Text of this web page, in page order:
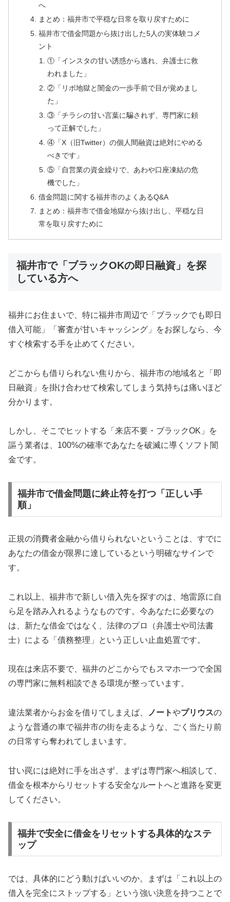
へ
まとめ：福井市で平穏な日常を取り戻すために
福井市で借金問題から抜け出した5人の実体験コメ
ント
①「インスタの甘い誘惑から逃れ、弁護士に救
われました」
②「リボ地獄と闇金の一歩手前で目が覚めまし
た」
③「チラシの甘い言葉に騙されず、専門家に頼
って正解でした」
④「X（旧Twitter）の個人間融資は絶対にやめる
べきです」
⑤「自営業の資金繰りで、あわや口座凍結の危
機でした」
借金問題に関する福井市のよくあるQ&A
まとめ：福井市で借金地獄から抜け出し、平穏な日
常を取り戻すために
福井市で「ブラックOKの即日融資」を探
している方へ
福井にお住まいで、特に福井市周辺で「ブラックでも即日
借入可能」「審査が甘いキャッシング」をお探しなら、今
すぐ検索する手を止めてください。
どこからも借りられない焦りから、福井市の地域名と「即
日融資」を掛け合わせて検索してしまう気持ちは痛いほど
分かります。
しかし、そこでヒットする「来店不要・ブラックOK」を
謳う業者は、100%の確率であなたを破滅に導くソフト闇
金です。
福井市で借金問題に終止符を打つ「正しい手
順」
正規の消費者金融から借りられないということは、すでに
あなたの借金が限界に達しているという明確なサインで
す。
これ以上、福井市で新しい借入先を探すのは、地雷原に自
ら足を踏み入れるようなものです。今あなたに必要なの
は、新たな借金ではなく、法律のプロ（弁護士や司法書
士）による「債務整理」という正しい止血処置です。
現在は来店不要で、福井のどこからでもスマホ一つで全国
の専門家に無料相談できる環境が整っています。
違法業者からお金を借りてしまえば、 ノートやプリウスの
ような普通の車で福井市の街を走るような、ごく当たり前
の日常すら奪われてしまいます。
甘い罠には絶対に手を出さず、まずは専門家へ相談して、
借金を根本からリセットする安全なルートへと進路を変更
してください。
福井で安全に借金をリセットする具体的なステ
ップ
では、具体的にどう動けばいいのか。まずは「これ以上の
借入を完全にストップする」という強い決意を持つことで